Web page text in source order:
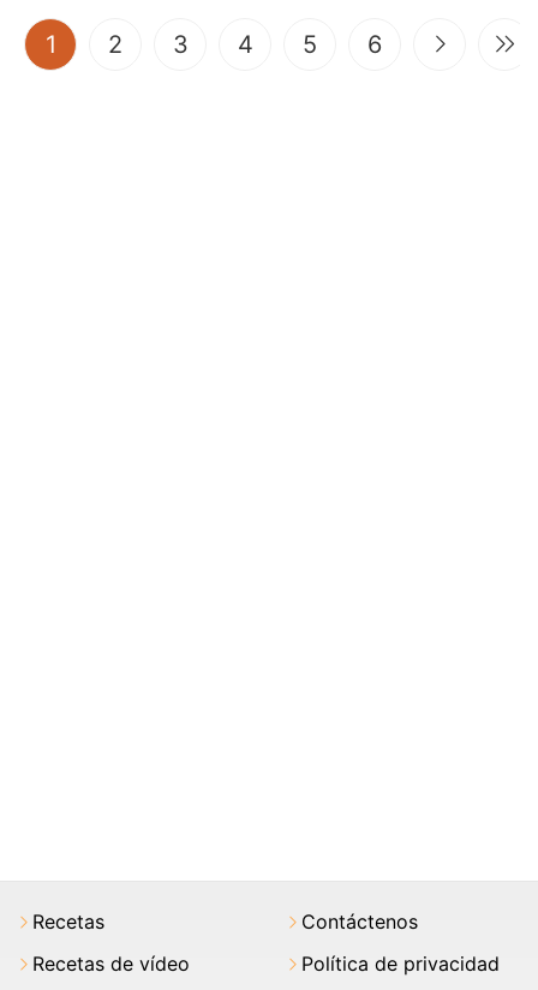
1 (current)
2 3 4 5 6
Recetas
Recetas de vídeo
Contáctenos
Política de privacidad